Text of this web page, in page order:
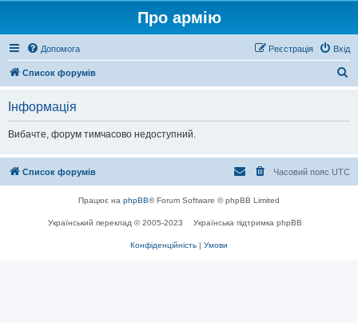
Про армію
Допомога Вхід
Реєстрація
Список форумів
Інформація
Вибачте, форум тимчасово недоступний.
Список форумів Часовий пояс UTC
Працює на phpBB® Forum Software © phpBB Limited
Український переклад © 2005-2023 Українська підтримка phpBB
Конфіденційність | Умови